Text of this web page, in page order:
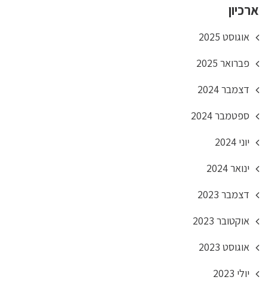
ארכיון
אוגוסט 2025
פברואר 2025
דצמבר 2024
ספטמבר 2024
יוני 2024
ינואר 2024
דצמבר 2023
אוקטובר 2023
אוגוסט 2023
יולי 2023